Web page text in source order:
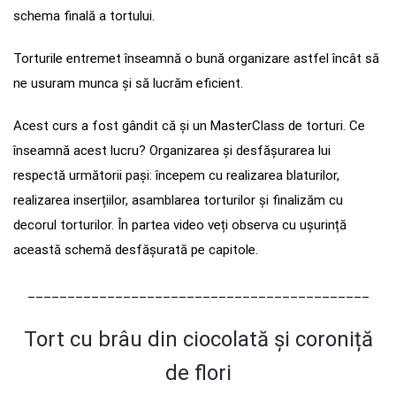
schema finală a tortului.
Torturile entremet înseamnă o bună organizare astfel încât să
ne usuram munca și să lucrăm eficient.
Acest curs a fost gândit că și un MasterClass de torturi. Ce
înseamnă acest lucru? Organizarea și desfășurarea lui
respectă următorii pași: începem cu realizarea blaturilor,
realizarea inserțiilor, asamblarea torturilor și finalizăm cu
decorul torturilor. În partea video veți observa cu ușurință
această schemă desfășurată pe capitole.
Tort cu brâu din ciocolată și coroniță
de flori